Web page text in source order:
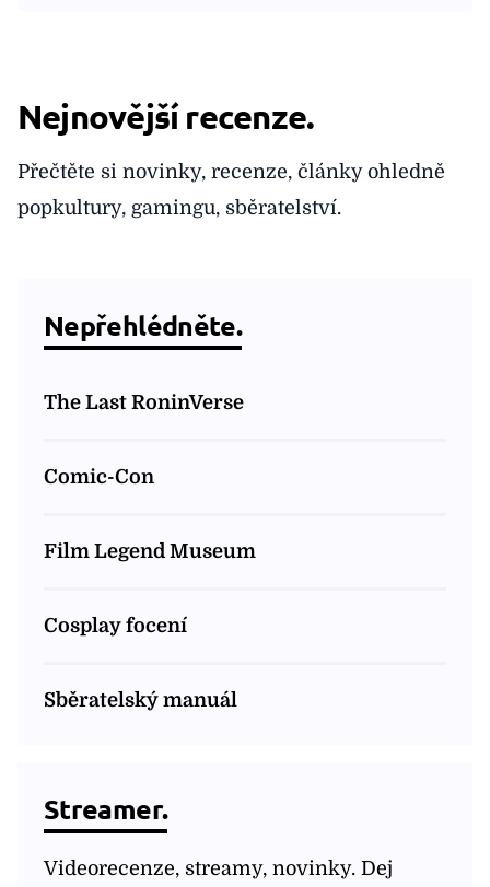
Nejnovější recenze.
Přečtěte si novinky, recenze, články ohledně
popkultury, gamingu, sběratelství.
Nepřehlédněte.
The Last RoninVerse
Comic-Con
Film Legend Museum
Cosplay focení
Sběratelský manuál
Streamer.
Videorecenze, streamy, novinky. Dej